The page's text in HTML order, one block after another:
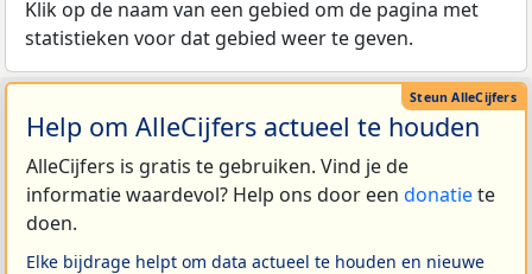
Klik op de naam van een gebied om de pagina met
statistieken voor dat gebied weer te geven.
Help om AlleCijfers actueel te houden
AlleCijfers is gratis te gebruiken. Vind je de
informatie waardevol? Help ons door een donatiete
doen.
Elke bijdrage helpt om data actueel te houden en nieuwe